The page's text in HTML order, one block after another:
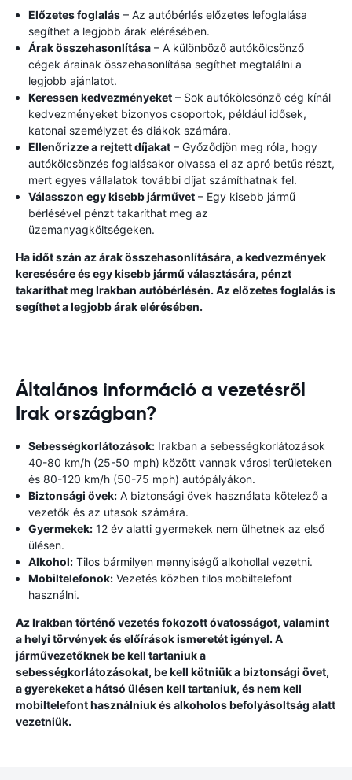
Előzetes foglalás – Az autóbérlés előzetes lefoglalása
segíthet a legjobb árak elérésében.
Árak összehasonlítása – A különböző autókölcsönző
cégek árainak összehasonlítása segíthet megtalálni a
legjobb ajánlatot.
Keressen kedvezményeket – Sok autókölcsönző cég kínál
kedvezményeket bizonyos csoportok, például idősek,
katonai személyzet és diákok számára.
Ellenőrizze a rejtett díjakat – Győződjön meg róla, hogy
autókölcsönzés foglalásakor olvassa el az apró betűs részt,
mert egyes vállalatok további díjat számíthatnak fel.
Válasszon egy kisebb járművet – Egy kisebb jármű
bérlésével pénzt takaríthat meg az
üzemanyagköltségeken.
Ha időt szán az árak összehasonlítására, a kedvezmények
keresésére és egy kisebb jármű választására, pénzt
takaríthat meg Irakban autóbérlésén. Az előzetes foglalás is
segíthet a legjobb árak elérésében.
Általános információ a vezetésről
Irak országban?
Sebességkorlátozások: Irakban a sebességkorlátozások
40-80 km/h (25-50 mph) között vannak városi területeken
és 80-120 km/h (50-75 mph) autópályákon.
Biztonsági övek: A biztonsági övek használata kötelező a
vezetők és az utasok számára.
Gyermekek: 12 év alatti gyermekek nem ülhetnek az első
ülésen.
Alkohol: Tilos bármilyen mennyiségű alkohollal vezetni.
Mobiltelefonok: Vezetés közben tilos mobiltelefont
használni.
Az Irakban történő vezetés fokozott óvatosságot, valamint
a helyi törvények és előírások ismeretét igényel. A
járművezetőknek be kell tartaniuk a
sebességkorlátozásokat, be kell kötniük a biztonsági övet,
a gyerekeket a hátsó ülésen kell tartaniuk, és nem kell
mobiltelefont használniuk és alkoholos befolyásoltság alatt
vezetniük.